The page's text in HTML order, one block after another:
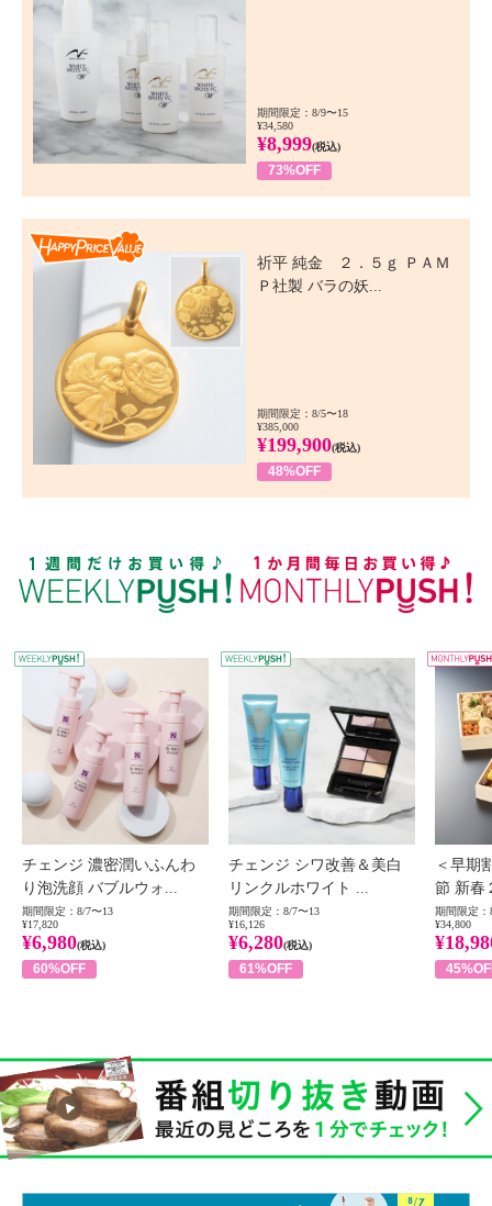
期間限定：8/9〜15
¥34,580
¥8,999(税込)
73%OFF
祈平 純金 ２．５ｇ ＰＡＭ
Ｐ社製 バラの妖...
期間限定：8/5〜18
¥385,000
¥199,900(税込)
48%OFF
WEEKLY PUSH
チェンジ 濃密潤いふんわ
り泡洗顔 バブルウォ...
期間限定：8/7〜13
¥17,820
¥6,980(税込)
60%OFF
チェンジ シワ改善＆美白
リンクルホワイト ...
期間限定：8/7〜13
¥16,126
¥6,280(税込)
61%OFF
＜早期
節 新春
期間限定：
¥34,800